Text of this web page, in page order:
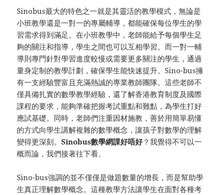
Sinobus最大的特色之一就是其靈活的教學模式，無論是
小班教學還是一對一的專屬輔導，都能確保每位學生的學
習需求得到滿足。在小班教學中，老師能給予每個學生足
夠的關注和指導，學生之間也可以互相學習。而一對一輔
導則專門針對學習進度較慢或需要更多關注的學生，通過
量身定制的教學計劃，確保學生能快速提升。Sino-bus擁
有一支經驗豐富且充滿熱誠的專業教師團隊。這些老師不
僅具備扎實的數學教學經驗，還了解香港教育制度及國際
課程的要求，能夠準確把握考試重點和難點，為學生打好
應試基礎。同時，老師們注重因材施教，善於用簡單易懂
的方式向學生講解複雜的數學概念，讓孩子對數學的理解
變得更深刻。Sinobus數學網課好唔好？我覺得不可以一
概而論，我們接著往下看。
Sino-bus強調的並不僅僅是做題數量的增長，而是幫助學
生真正理解數學概念。這種教學方法讓學生在面對各種考